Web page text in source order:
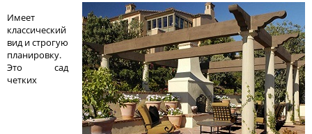
Имеет
классический
вид и строгую
планировку.
Это сад
четких